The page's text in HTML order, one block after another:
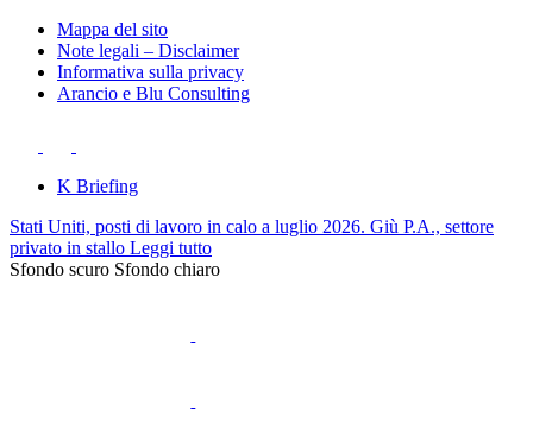
Mappa del sito
Note legali – Disclaimer
Informativa sulla privacy
Arancio e Blu Consulting
K Briefing
Stati Uniti, posti di lavoro in calo a luglio 2026. Giù P.A., settore
privato in stallo Leggi tutto
Sfondo scuro Sfondo chiaro